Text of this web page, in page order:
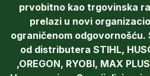
prvobitno kao trgovinska
prelazi u novi
ograničenom odgovornošću.
od distributera STIHL,
,OREGON, RYOBI, MAX